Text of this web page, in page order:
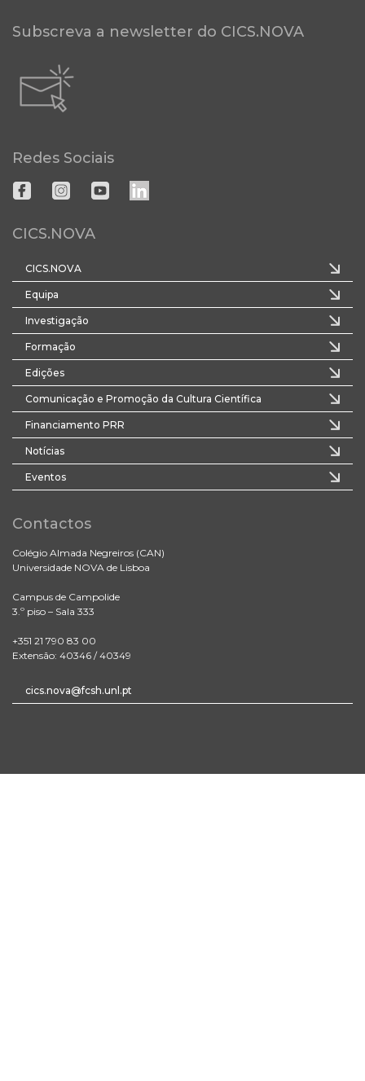
Subscreva a newsletter do CICS.NOVA
Redes Sociais
CICS.NOVA
CICS.NOVA
Equipa
Investigação
Formação
Edições
Comunicação e Promoção da Cultura Científica
Financiamento PRR
Notícias
Eventos
Contactos
Colégio Almada Negreiros (CAN)
Universidade NOVA de Lisboa
Campus de Campolide
3.º piso – Sala 333
+351 21 790 83 00
Extensão: 40346 / 40349
cics.nova@fcsh.unl.pt